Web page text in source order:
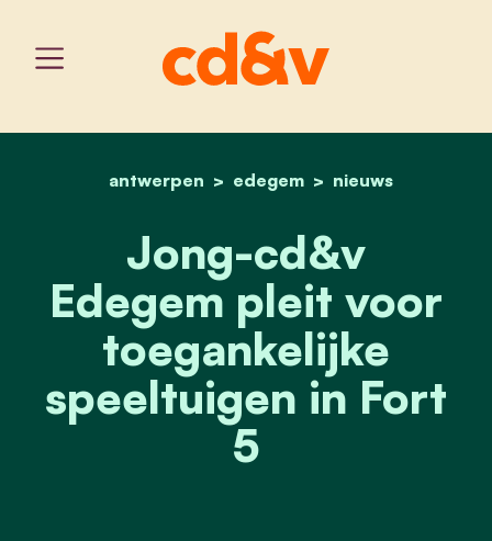
home
antwerpen edegem nieuws
jong-cd&v edegem pleit
Jong-cd&v
Edegem pleit voor
toegankelijke
speeltuigen in Fort
5